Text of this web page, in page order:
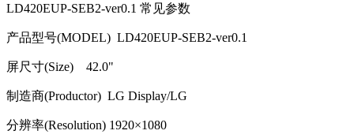
LD420EUP-SEB2-ver0.1 常见参数
产品型号(MODEL) LD420EUP-SEB2-ver0.1
屏尺寸(Size) 42.0"
制造商(Productor) LG Display/LG
分辨率(Resolution) 1920×1080